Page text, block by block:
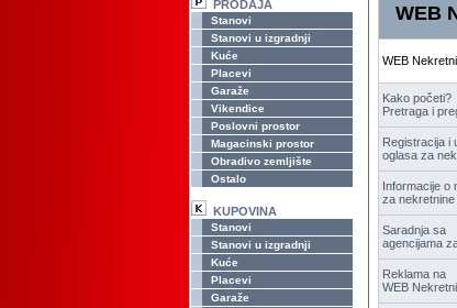
PRODAJA
Stanovi
Stanovi u izgradnji
Kuće
Placevi
Garaže
Vikendice
Poslovni prostor
Magacinski prostor
Obradivo zemljište
Ostalo
KUPOVINA
Stanovi
Stanovi u izgradnji
Kuće
Placevi
Garaže
WEB
WEB
Kako početi?
Pretraga i
Registracija i
oglasa za
Informacije o
za nekretnine
Saradnja sa
agencijama
Reklama na
WEB